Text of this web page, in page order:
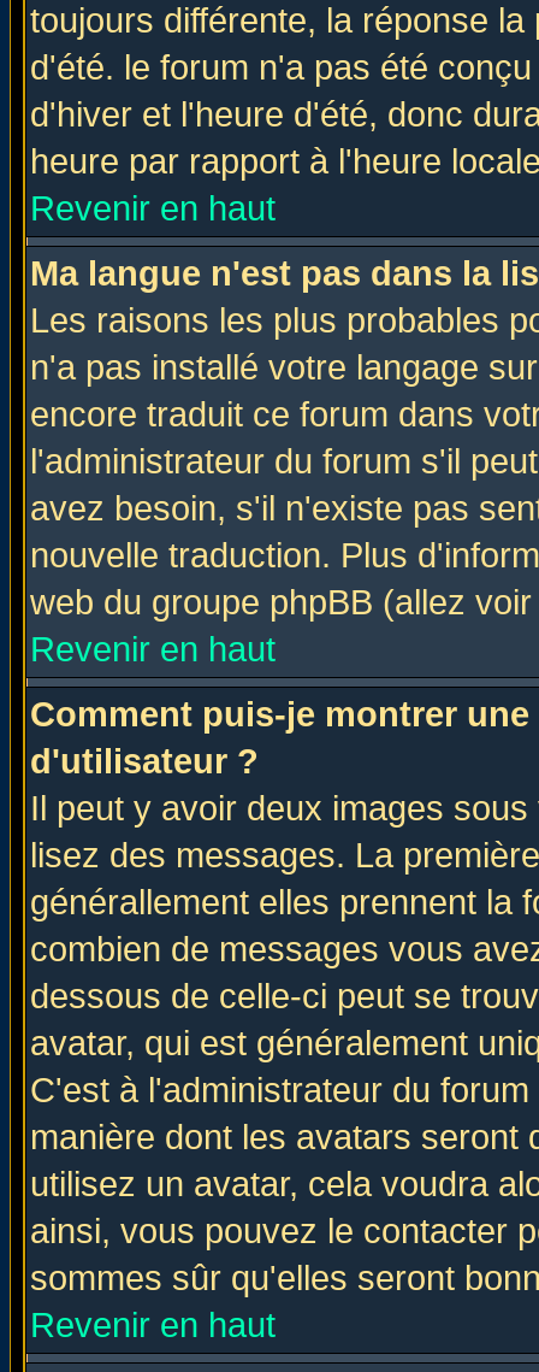
toujours différente, la réponse
d'été. le forum n'a pas été
d'hiver et l'heure d'été, donc
heure par rapport à l'heure
Revenir en haut
Ma langue n'est pas dans la
Les raisons les plus probables
n'a pas installé votre langage
encore traduit ce forum dans
l'administrateur du forum s'il
avez besoin, s'il n'existe pas
nouvelle traduction. Plus
web du groupe phpBB (allez
Revenir en haut
Comment puis-je montrer
d'utilisateur ?
Il peut y avoir deux images
lisez des messages. La
générallement elles prennent la
combien de messages vous
dessous de celle-ci peut se
avatar, qui est généralement
C'est à l'administrateur du
manière dont les avatars seront
utilisez un avatar, cela voudra
ainsi, vous pouvez le contacter
sommes sûr qu'elles seront
Revenir en haut